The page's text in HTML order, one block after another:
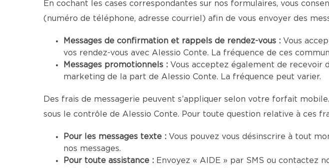
En cochant les cases correspondantes sur nos formulaires, vous
(numéro de téléphone, adresse courriel) afin de vous envoyer des
Messages de confirmation et rappels de rendez-vous : Vous
vos rendez-vous avec Alessio Conte. La fréquence de ces
Messages promotionnels : Vous acceptez également de recevoir
marketing de la part de Alessio Conte. La fréquence peut varier.
Des frais de messagerie peuvent s’appliquer selon votre forfait
sous le contrôle de Alessio Conte. Pour toute question relative à ces
Pour les messages texte : Vous pouvez vous désinscrire à tout
nos messages.
Pour toute assistance : Envoyez « AIDE » par SMS ou contactez